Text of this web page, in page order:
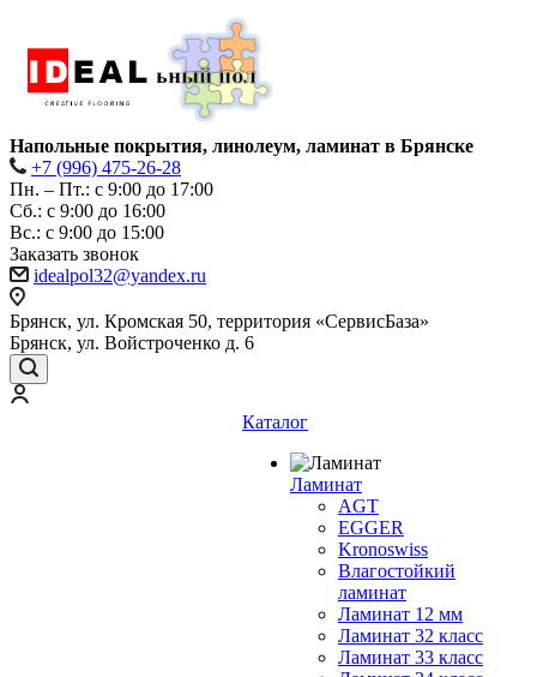
Напольные покрытия, линолеум, ламинат в Брянске
+7 (996) 475-26-28
Пн. – Пт.: с 9:00 до 17:00
Сб.: с 9:00 до 16:00
Bc.: с 9:00 до 15:00
Заказать звонок
idealpol32@yandex.ru
Брянск, ул. Кромская 50, территория «СервисБаза»
Брянск, ул. Войстроченко д. 6
Каталог
Ламинат
AGT
EGGER
Kronoswiss
Влагостойкий
ламинат
Ламинат 12 мм
Ламинат 32 класс
Ламинат 33 класс